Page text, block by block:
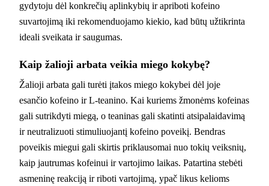
gydytoju dėl konkrečių aplinkybių ir apriboti kofeino
suvartojimą iki rekomenduojamo kiekio, kad būtų užtikrinta
ideali sveikata ir saugumas.
Kaip žalioji arbata veikia miego kokybę?
Žalioji arbata gali turėti įtakos miego kokybei dėl joje
esančio kofeino ir L-teanino. Kai kuriems žmonėms kofeinas
gali sutrikdyti miegą, o teaninas gali skatinti atsipalaidavimą
ir neutralizuoti stimuliuojantį kofeino poveikį. Bendras
poveikis miegui gali skirtis priklausomai nuo tokių veiksnių,
kaip jautrumas kofeinui ir vartojimo laikas. Patartina stebėti
asmeninę reakciją ir riboti vartojimą, ypač likus kelioms